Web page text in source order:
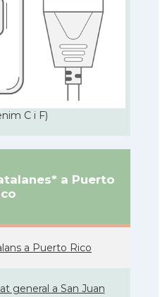
C i F)
a Puerto
a Puerto Rico
general a San Juan